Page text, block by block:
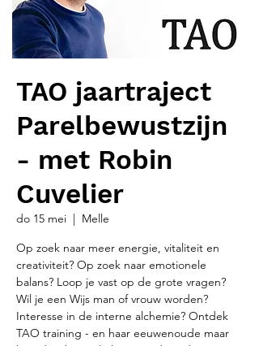
TAO jaartraject
Parelbewustzijn
- met Robin
Cuvelier
do 15 mei
  |
Melle
Op zoek naar meer energie, vitaliteit en
creativiteit? Op zoek naar emotionele
balans? Loop je vast op de grote vragen?
Wil je een Wijs man of vrouw worden?
Interesse in de interne alchemie? Ontdek
TAO training - en haar eeuwenoude maar